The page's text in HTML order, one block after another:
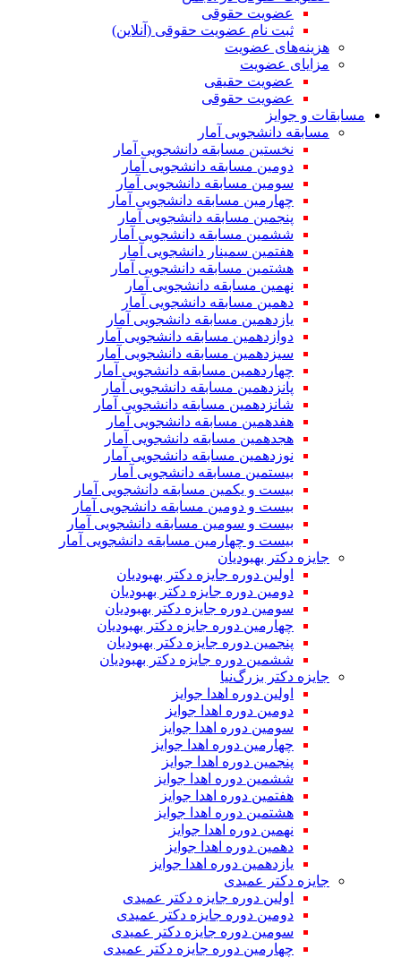
عضویت حقوقی
ثبت نام عضویت حقوقی (آنلاین)
هزینه‌های عضویت
مزایای عضویت
عضویت حقیقی
عضویت حقوقی
مسابقات و جوایز
مسابقه دانشجویی آمار
نخستین مسابقه دانشجویی آمار
دومین مسابقه دانشجویی آمار
سومین مسابقه دانشجویی آمار
چهارمین مسابقه دانشجویی آمار
پنجمین مسابقه دانشجویی آمار
ششمین مسابقه دانشجویی آمار
هفتمین سمینار دانشجویی آمار
هشتمین مسابقه دانشجویی آمار
نهمین مسابقه دانشجویی آمار
دهمین مسابقه دانشجویی آمار
یازدهمین مسابقه دانشجویی آمار
دوازدهمین مسابقه دانشجویی آمار
سیزدهمین مسابقه دانشجویی آمار
چهاردهمین مسابقه دانشجویی آمار
پانزدهمین مسابقه دانشجویی آمار
شانزدهمین مسابقه دانشجویی آمار
هفدهمین مسابقه دانشجویی آمار
هجدهمین مسابقه دانشجویی آمار
نوزدهمین مسابقه دانشجویی آمار
بیستمین مسابقه دانشجویی آمار
بیست و یکمین مسابقه دانشجویی آمار
بیست و دومین مسابقه دانشجویی آمار
بیست و سومین مسابقه دانشجویی آمار
بیست و چهارمین مسابقه دانشجویی آمار
جایزه دکتر بهبودیان
اولین دوره جایزه دکتر بهبودیان
دومین دوره جایزه دکتر بهبودیان
سومین دوره جایزه دکتر بهبودیان
چهارمین دوره جایزه دکتر بهبودیان
پنجمین دوره جایزه دکتر بهبودیان
ششمین دوره جایزه دکتر بهبودیان
جایزه دکتر بزرگ‌نیا
اولین دوره اهدا جوایز
دومین دوره اهدا جوایز
سومین دوره اهدا جوایز
چهارمین دوره اهدا جوایز
پنجمین دوره اهدا جوایز
ششمین دوره اهدا جوایز
هفتمین دوره اهدا جوایز
هشتمین دوره اهدا جوایز
نهمین دوره اهدا جوایز
دهمین دوره اهدا جوایز
یازدهمین دوره اهدا جوایز
جایزه دکتر عمیدی
اولین دوره جایزه دکتر عمیدی
دومین دوره جایزه دکتر عمیدی
سومین دوره جایزه دکتر عمیدی
چهارمین دوره جایزه دکتر عمیدی